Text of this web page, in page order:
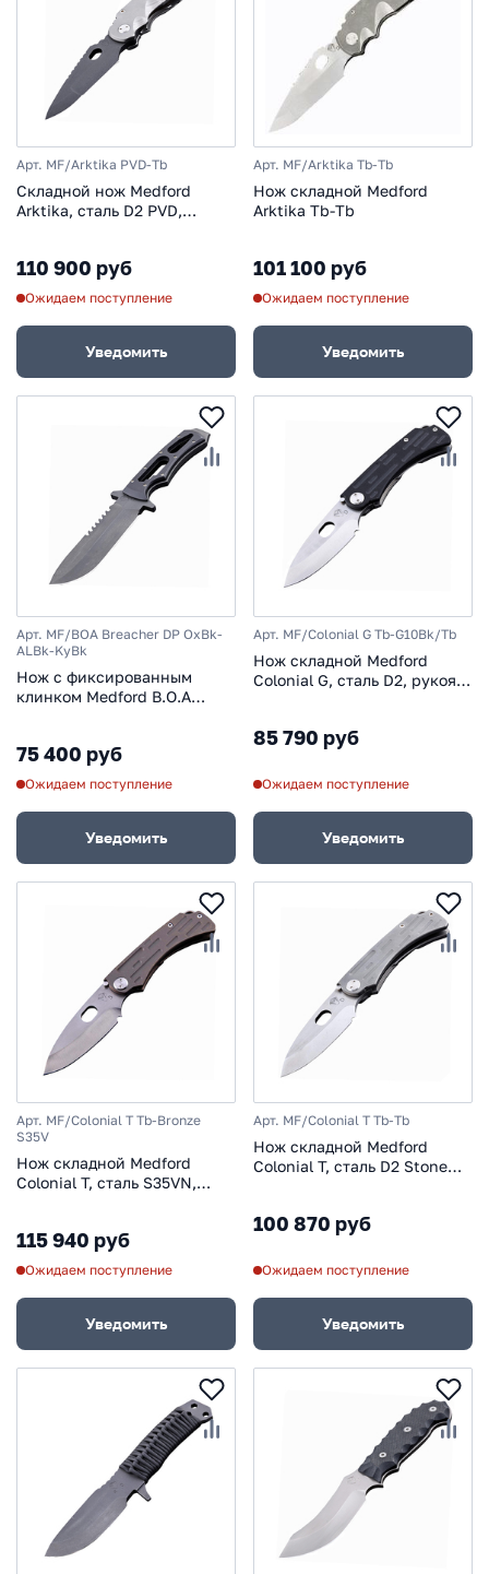
Арт. MF/Arktika PVD-Tb
Складной нож Medford
Arktika, сталь D2 PVD,
110 900 руб
Ожидаем поступление
Уведомить
Арт. MF/Arktika Tb-Tb
Нож складной Medford
Arktika Tb-Tb
101 100 руб
Ожидаем поступление
Уведомить
Арт. MF/BOA Breacher DP OxBk-
ALBk-KyBk
Нож с фиксированным
клинком Medford B.O.A
алюминиевый сплав
75 400 руб
Ожидаем поступление
Уведомить
Арт. MF/Colonial G Tb-G10Bk/Tb
Нож складной Medford
Colonial G, сталь D2, рукоять
85 790 руб
Ожидаем поступление
Уведомить
Арт. MF/Colonial T Tb-Bronze
S35V
Нож складной Medford
Colonial T, сталь S35VN,
115 940 руб
Ожидаем поступление
Уведомить
Арт. MF/Colonial T Tb-Tb
Нож складной Medford
Colonial T, сталь D2 Stone
100 870 руб
Ожидаем поступление
Уведомить